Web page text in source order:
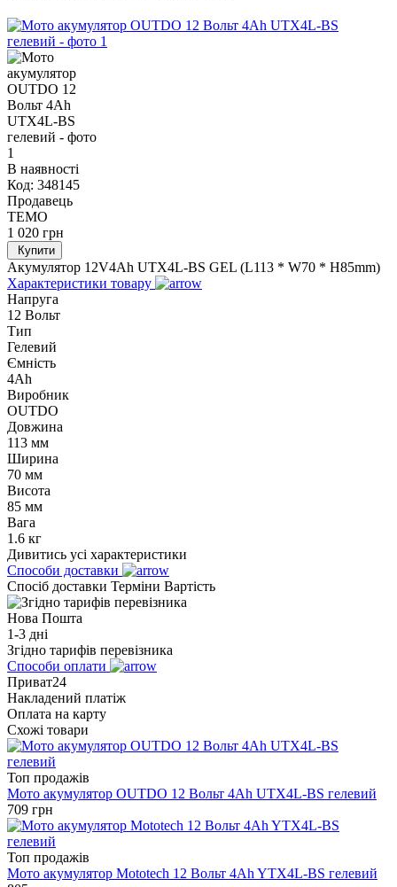
В наявності
Код: 348145
Продавець
TEMO
1 020 грн
Купити
Акумулятор 12V4Ah UTX4L-BS GEL (L113 * W70 * H85mm)
Характеристики товару
Напруга
12 Вольт
Тип
Гелевий
Ємність
4Ah
Виробник
OUTDO
Довжина
113 мм
Ширина
70 мм
Висота
85 мм
Вага
1.6 кг
Дивитись усі характеристики
Способи доставки
Спосіб доставки Терміни Вартість
Нова Пошта
1-3 дні
Згідно тарифів перевізника
Способи оплати
Приват24
Накладений платіж
Оплата на карту
Схожі товари
Топ продажів
Мото акумулятор OUTDO 12 Вольт 4Ah UTX4L-BS гелевий
709 грн
Топ продажів
Мото акумулятор Mototech 12 Вольт 4Ah YTX4L-BS гелевий